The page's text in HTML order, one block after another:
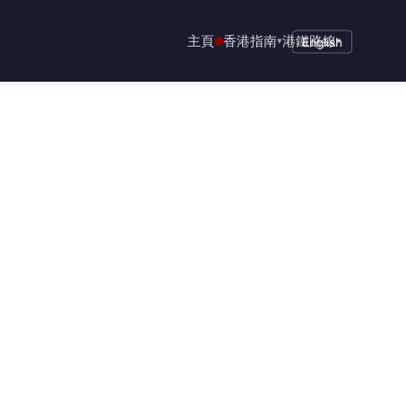
主頁 香港指南▾港鐵路線▾
English